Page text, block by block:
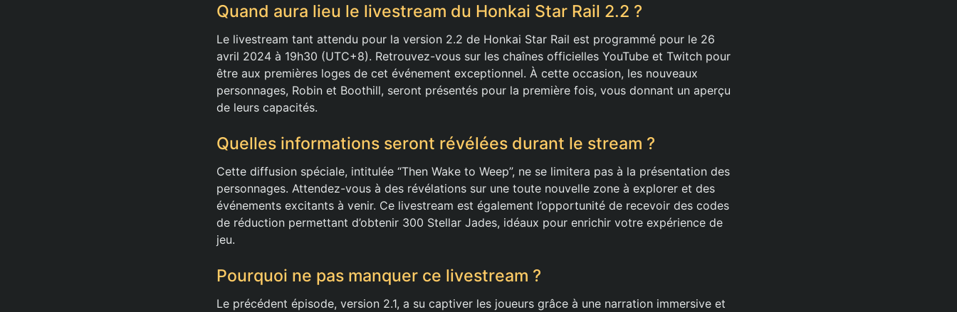
Quand aura lieu le livestream du Honkai Star Rail 2.2 ?
Le livestream tant attendu pour la version 2.2 de Honkai Star Rail est programmé pour le 26
avril 2024 à 19h30 (UTC+8). Retrouvez-vous sur les chaînes officielles YouTube et Twitch pour
être aux premières loges de cet événement exceptionnel. À cette occasion, les nouveaux
personnages, Robin et Boothill, seront présentés pour la première fois, vous donnant un aperçu
de leurs capacités.
Quelles informations seront révélées durant le stream ?
Cette diffusion spéciale, intitulée “Then Wake to Weep”, ne se limitera pas à la présentation des
personnages. Attendez-vous à des révélations sur une toute nouvelle zone à explorer et des
événements excitants à venir. Ce livestream est également l’opportunité de recevoir des codes
de réduction permettant d’obtenir 300 Stellar Jades, idéaux pour enrichir votre expérience de
jeu.
Pourquoi ne pas manquer ce livestream ?
Le précédent épisode, version 2.1, a su captiver les joueurs grâce à une narration immersive et